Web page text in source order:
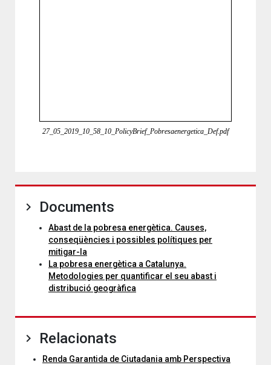
27_05_2019_10_58_10_PolicyBrief_Pobresaenergetica_Def.pdf
Documents
Abast de la pobresa energètica. Causes,
conseqüències i possibles polítiques per
mitigar-la
La pobresa energètica a Catalunya.
Metodologies per quantificar el seu abast i
distribució geogràfica
Relacionats
Renda Garantida de Ciutadania amb Perspectiva